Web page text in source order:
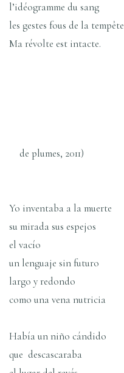
l’idéogramme du sang
les gestes fous de la tempête
Ma révolte est intacte.
de plumes, 2011)
Yo inventaba a la muerte
su mirada sus espejos
el vacío
un lenguaje sin futuro
largo y redondo
como una vena nutricia
Había un niño cándido
que descascaraba